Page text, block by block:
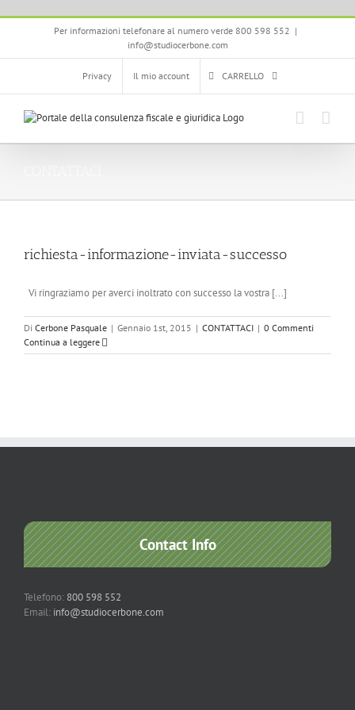
Salta
Per informazioni telefonare al numero verde 800 598 552 |
info@studiocerbone.com
Privacy Il mio account CARRELLO
richiesta-informazione-inviata-successo
Vi ringraziamo per averci inoltrato con successo la vostra [...]
Di Cerbone Pasquale | Gennaio 1st, 2015 | CONTATTACI | 0 Commenti
Continua a leggere
Contact Info
Telefono: 800 598 552
Email: info@studiocerbone.com